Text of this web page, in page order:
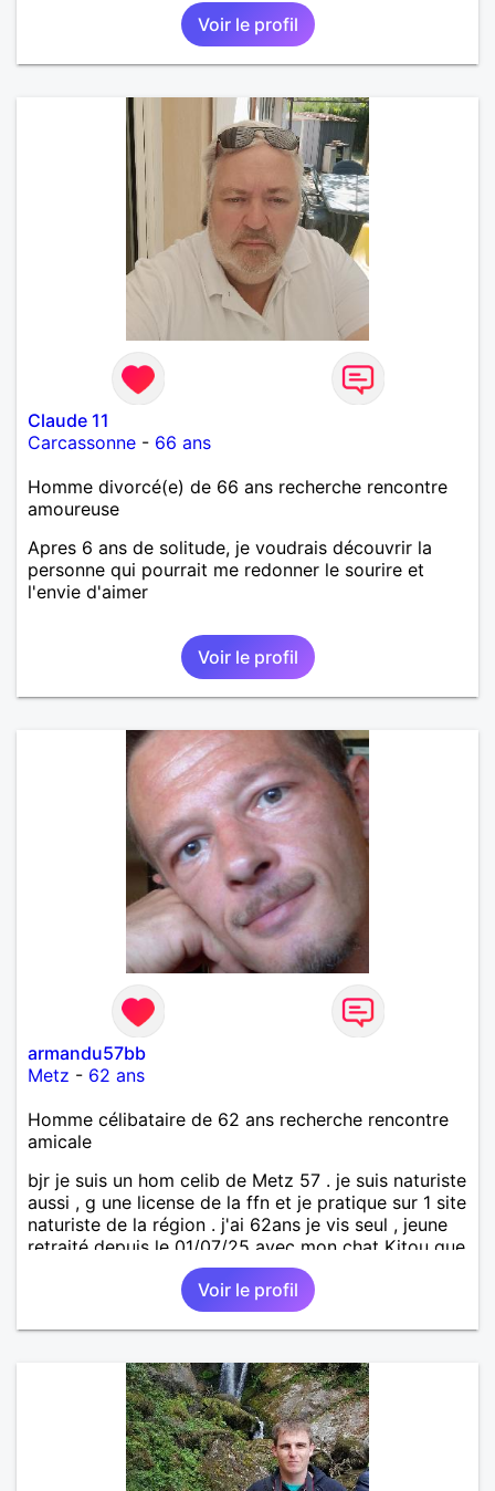
Voir le profil
Claude 11
Carcassonne - 66 ans
Homme divorcé(e) de 66 ans recherche rencontre
amoureuse
Apres 6 ans de solitude, je voudrais découvrir la
personne qui pourrait me redonner le sourire et
l'envie d'aimer
Voir le profil
armandu57bb
Metz - 62 ans
Homme célibataire de 62 ans recherche rencontre
amicale
bjr je suis un hom celib de Metz 57 . je suis naturiste
aussi , g une license de la ffn et je pratique sur 1 site
naturiste de la région . j'ai 62ans je vis seul , jeune
retraité depuis le 01/07/25 avec mon chat Kitou que
j'ai adopté en 04/2023 , je recherche une femme
pour amitié et compagnie , partager des moments
de détente , de loisirs et d'intimités dans le respect
mutuel sur ma région du 57/54.
Voir le profil